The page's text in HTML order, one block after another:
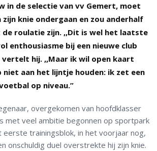
in de selectie van vv Gemert, moet
knie ondergaan en zou anderhalf
roulatie zijn. ,,Dit is wel het laatste
enthousiasme bij een nieuwe club
vertelt hij. ,,Maar ik wil open kaart
niet aan het lijntje houden: ik zet een
op niveau.”
overgekomen van hoofdklasser
met veel ambitie begonnen op sportpark
eerste trainingsblok, in het voorjaar nog,
onschuldig duel overstrekte hij zijn knie.